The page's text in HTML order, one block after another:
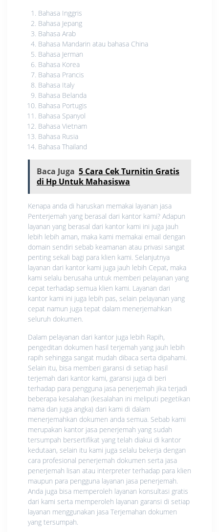
Bahasa Inggris
Bahasa Jepang
Bahasa Arab
Bahasa Mandarin atau bahasa China
Bahasa Jerman
Bahasa Korea
Bahasa Prancis
Bahasa Italy
Bahasa Belanda
Bahasa Portugis
Bahasa Spanyol
Bahasa Vietnam
Bahasa Rusia
Bahasa Thailand
Baca Juga 5 Cara Cek Turnitin Gratis
di Hp Untuk Mahasiswa
Kenapa anda di haruskan memakai layanan jasa
Penterjemah yang berasal dari kantor kami? Adapun
layanan yang berasal dari kantor kami ini juga jauh
lebih lebih aman, maka kami memakai email dengan
domain sendiri sebab keamanan atau privasi sangat
penting sekali bagi para klien kami. Selanjutnya
layanan dari kantor kami juga jauh lebih Cepat, maka
kami selalu berusaha untuk memberi pelayanan yang
cepat terhadap semua klien kami. Layanan dari
kantor kami ini juga lebih pas, selain pelayanan yang
cepat namun juga tepat dalam menerjemahkan
seluruh dokumen.
Dalam pelayanan dari kantor juga lebih Rapih,
pengeditan dokumen hasil terjemah yang jauh lebih
rapih sehingga sangat mudah dibaca serta dipahami.
Selain itu, bisa memberi garansi di setiap hasil
terjemah dari kantor kami, garansi juga di beri
terhadap para pengguna jasa penerjemah jika terjadi
beberapa kesalahan (kesalahan ini meliputi pegetikan
nama dan juga angka) dari kami di dalam
menerjemahkan dokumen anda semua. Sebab kami
merupakan kantor jasa penerjemah yang sudah
tersumpah bersertifikat yang telah diakui di kantor
kedutaan, selain itu kami juga selalu bekerja dengan
cara profesional penerjemah dokumen serta jasa
penerjemah lisan atau interpreter terhadap para klien
maupun para pengguna layanan jasa penerjemah.
Anda juga bisa memperoleh layanan konsultasi gratis
dari kami serta memperoleh layanan garansi di setiap
layanan menggunakan jasa Terjemahan dokumen
yang tersumpah.